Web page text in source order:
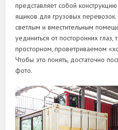
представляет собой
ящиков для грузовых
светлым и вместительным
уединиться от посторонних глаз,
просторном, проветриваемом
Чтобы это понять, достаточно
фото.